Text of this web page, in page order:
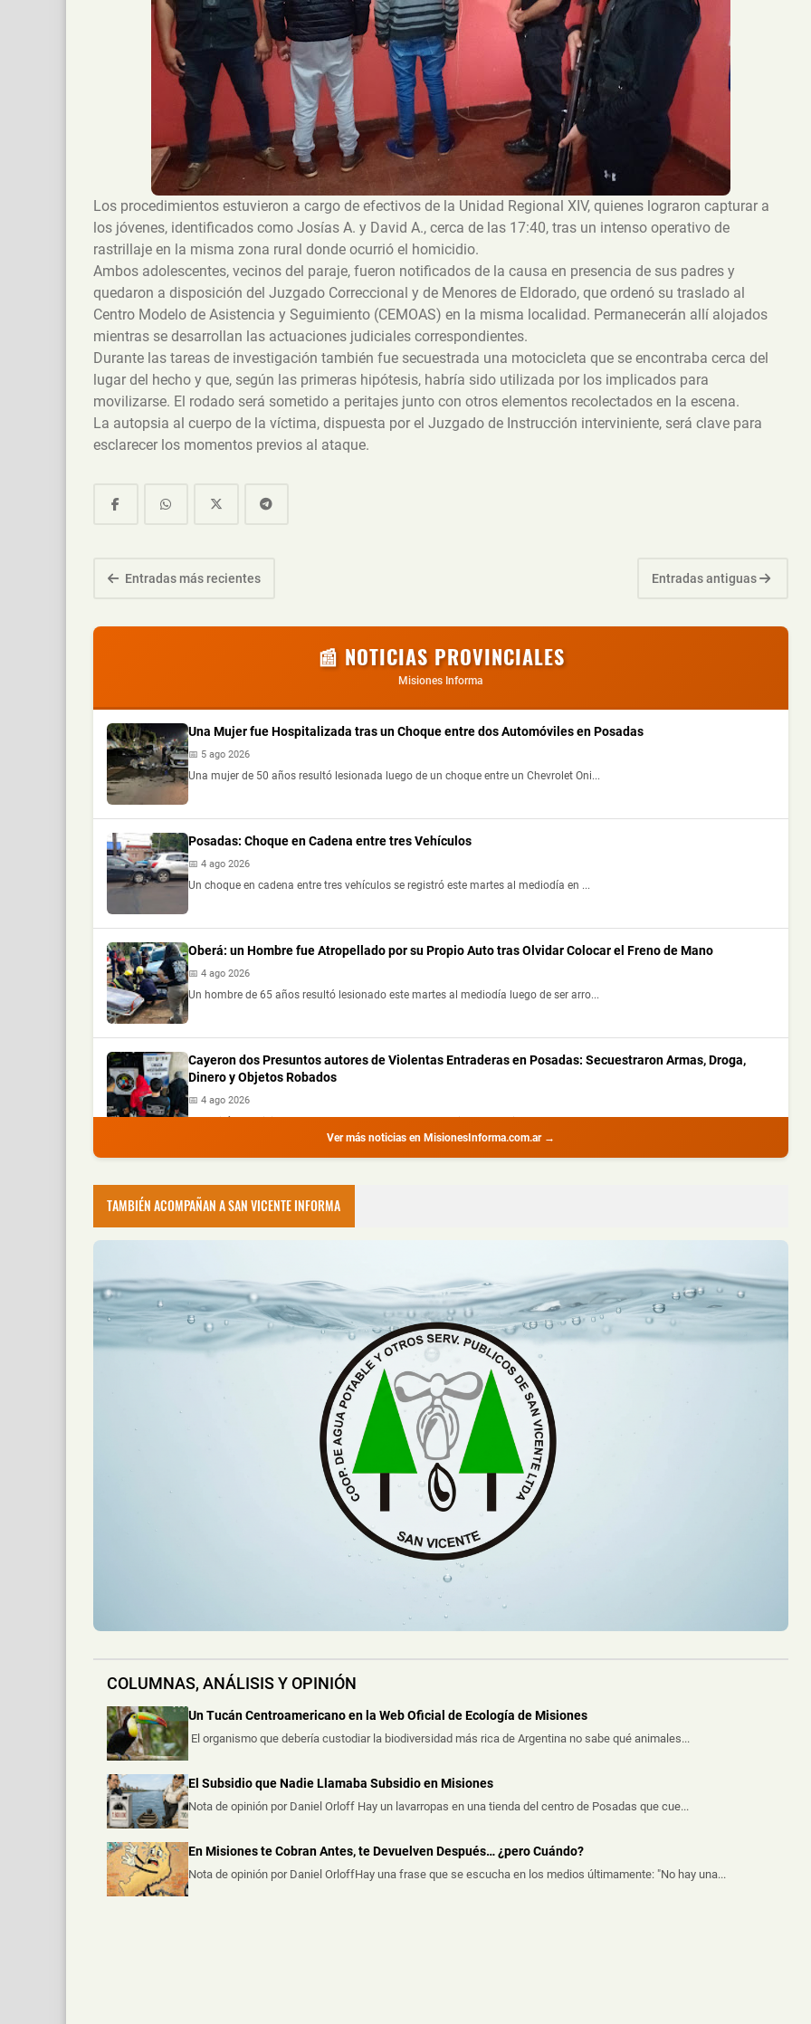
Los procedimientos estuvieron a cargo de efectivos de la Unidad Regional XIV, quienes lograron capturar a
los jóvenes, identificados como Josías A. y David A., cerca de las 17:40, tras un intenso operativo de
rastrillaje en la misma zona rural donde ocurrió el homicidio.
Ambos adolescentes, vecinos del paraje, fueron notificados de la causa en presencia de sus padres y
quedaron a disposición del Juzgado Correccional y de Menores de Eldorado, que ordenó su traslado al
Centro Modelo de Asistencia y Seguimiento (CEMOAS) en la misma localidad. Permanecerán allí alojados
mientras se desarrollan las actuaciones judiciales correspondientes.
Durante las tareas de investigación también fue secuestrada una motocicleta que se encontraba cerca del
lugar del hecho y que, según las primeras hipótesis, habría sido utilizada por los implicados para
movilizarse. El rodado será sometido a peritajes junto con otros elementos recolectados en la escena.
La autopsia al cuerpo de la víctima, dispuesta por el Juzgado de Instrucción interviniente, será clave para
esclarecer los momentos previos al ataque.
Entradas más recientes Entradas antiguas
📰 NOTICIAS PROVINCIALES
Misiones Informa
Una Mujer fue Hospitalizada tras un Choque entre dos Automóviles en Posadas
📅 5 ago 2026
Una mujer de 50 años resultó lesionada luego de un choque entre un Chevrolet Oni...
Posadas: Choque en Cadena entre tres Vehículos
📅 4 ago 2026
Un choque en cadena entre tres vehículos se registró este martes al mediodía en ...
Oberá: un Hombre fue Atropellado por su Propio Auto tras Olvidar Colocar el Freno de Mano
📅 4 ago 2026
Un hombre de 65 años resultó lesionado este martes al mediodía luego de ser arro...
Cayeron dos Presuntos autores de Violentas Entraderas en Posadas: Secuestraron Armas, Droga,
Dinero y Objetos Robados
📅 4 ago 2026
La Policía de Misiones recuperó una hidrolavadora y una motoguadaña que habían s...
Montecarlo: Controlaron un Principio de Incendio en un Camión sobre la Ruta Nacional 12
📅 4 ago 2026
Un camión sufrió un principio de incendio durante la noche del lunes sobre la Ru...
Un Incendio Destruyó una Vivienda en Posadas: una Pareja Logró Salir a Tiempo y no Hubo Heridos
Una vivienda fue destruida por un incendio durante la madrugada de este martes s...
Hallaron un Auto Despistado sobre la Ruta 14 y Descubrieron que Había sido Robado en Buenos Aires
La Policía de Misiones secuestró un automóvil que había sido abandonado tras un ...
Ver más noticias en MisionesInforma.com.ar →
TAMBIÉN ACOMPAÑAN A SAN VICENTE INFORMA
COLUMNAS, ANÁLISIS Y OPINIÓN
Un Tucán Centroamericano en la Web Oficial de Ecología de Misiones
El organismo que debería custodiar la biodiversidad más rica de Argentina no sabe qué animales...
El Subsidio que Nadie Llamaba Subsidio en Misiones
Nota de opinión por Daniel Orloff Hay un lavarropas en una tienda del centro de Posadas que cue...
En Misiones te Cobran Antes, te Devuelven Después… ¿pero Cuándo?
Nota de opinión por Daniel OrloffHay una frase que se escucha en los medios últimamente: "No hay una...